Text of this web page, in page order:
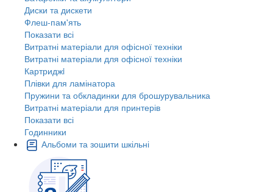
Диски та дискети
Флеш-пам'ять
Показати всі
Витратні матеріали для офісної техніки
Витратні матеріали для офісної техніки
Картриджi
Плівки для ламінатора
Пружини та обкладинки для брошурувальника
Витратні матеріали для принтерів
Показати всі
Годинники
Альбоми та зошити шкільні